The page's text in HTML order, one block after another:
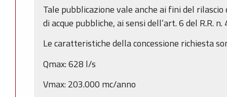
Tale pubblicazione vale anche ai fini del
di acque pubbliche, ai sensi dell’art. 6 del R.R.
Le caratteristiche della concessione richiesta
Qmax: 628 l/s
Vmax: 203.000 mc/anno